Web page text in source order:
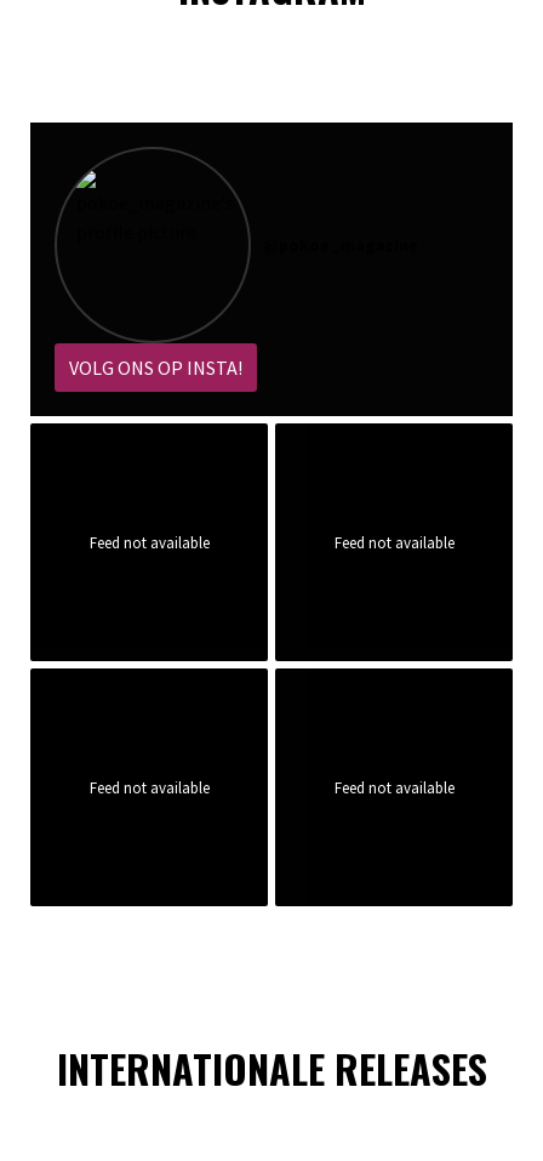
VOLG ONS OP INSTA!
Feed not available Feed not available
Feed not available Feed not available
INTERNATIONALE RELEASES